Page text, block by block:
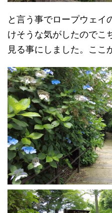
と言う事でロープウェイ
けそうな気がしたのでこ
見る事にしました。ここ